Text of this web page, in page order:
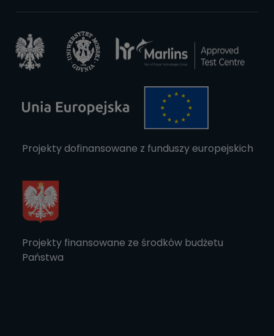
Projekty dofinansowane z funduszy europejskich
Projekty finansowane ze środków budżetu
Państwa